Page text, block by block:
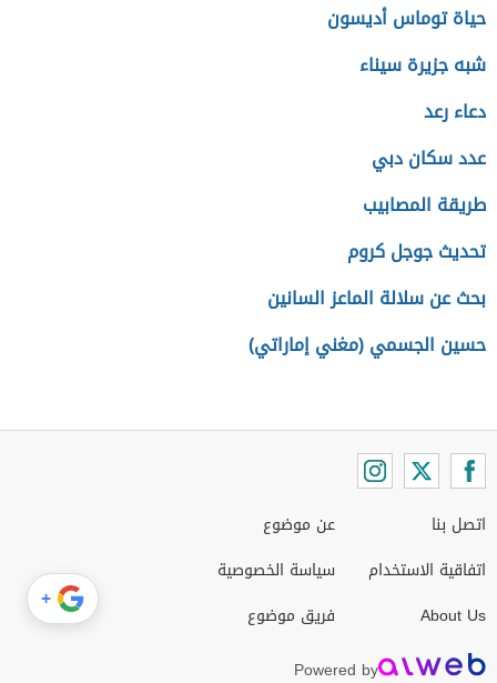
حياة توماس أديسون
شبه جزيرة سيناء
دعاء رعد
عدد سكان دبي
طريقة المصابيب
تحديث جوجل كروم
بحث عن سلالة الماعز السانين
حسين الجسمي (مغني إماراتي)
اتصل بنا
اتفاقية الاستخدام
About Us
عن موضوع
سياسة الخصوصية
فريق موضوع
Powered by
+